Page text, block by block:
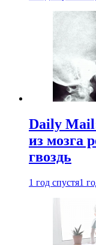
Daily
из мозга
гвоздь
1 год спустя1